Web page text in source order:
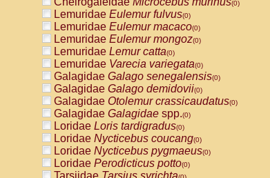
(0)
Lemuridae Eulemur fulvus(0)
Lemuridae Eulemur macaco(0)
Lemuridae Eulemur mongoz(0)
Lemuridae Lemur catta(0)
Lemuridae Varecia variegata(0)
Galagidae Galago senegalensis(0)
Galagidae Galago demidovii(0)
Galagidae Otolemur crassicaudatus(0)
Galagidae Galagidae spp.(0)
Loridae Loris tardigradus(0)
Loridae Nycticebus coucang(0)
Loridae Nycticebus pygmaeus(0)
Loridae Perodicticus potto(0)
Tarsiidae Tarsius syrichta